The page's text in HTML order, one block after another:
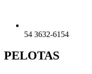
54 3632-6154
PELOTAS